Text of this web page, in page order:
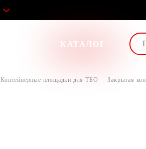
КАТАЛОГ
Контейнерные площадки для ТБО Закрытая